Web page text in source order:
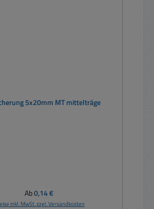
5x20mm MT mittelträge
Regulärer Preis:
Ab0,14 €
inkl. MwSt. zzgl. Versandkosten